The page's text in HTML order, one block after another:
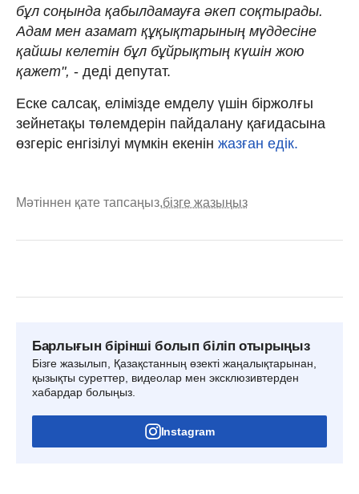
бұл соңында қабылдамауға әкеп соқтырады.
Адам мен азамат құқықтарының мүддесіне
қайшы келетін бұл бұйрықтың күшін жою
қажет", - деді депутат.
Еске салсақ, елімізде емделу үшін біржолғы
зейнетақы төлемдерін пайдалану қағидасына
өзгеріс енгізілуі мүмкін екенін жазған едік.
Мәтіннен қате тапсаңыз,бізге жазыңыз
Барлығын бірінші болып біліп отырыңыз
Бізге жазылып, Қазақстанның өзекті жаңалықтарынан,
қызықты суреттер, видеолар мен эксклюзивтерден
хабардар болыңыз.
Instagram